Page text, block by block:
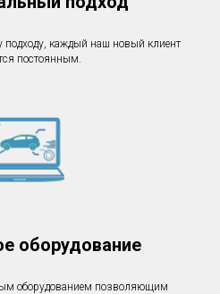
подходу, каждый наш новый клиент
постоянным.
оборудование
оборудованием позволяющим